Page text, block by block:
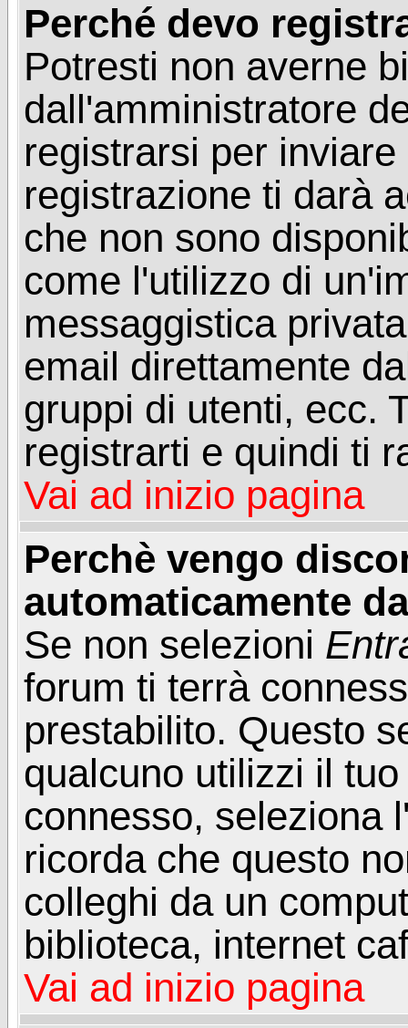
Perché devo
Potresti non averne
dall'amministratore
registrarsi per
registrazione ti darà
che non sono
come l'utilizzo di
messaggistica
email direttamente
gruppi di utenti, ecc.
registrarti e quindi ti
Vai ad inizio pagina
Perchè vengo
automaticamente
Se non selezioni
forum ti terrà
prestabilito. Questo
qualcuno utilizzi il
connesso, seleziona
ricorda che questo
colleghi da un
biblioteca, internet
Vai ad inizio pagina